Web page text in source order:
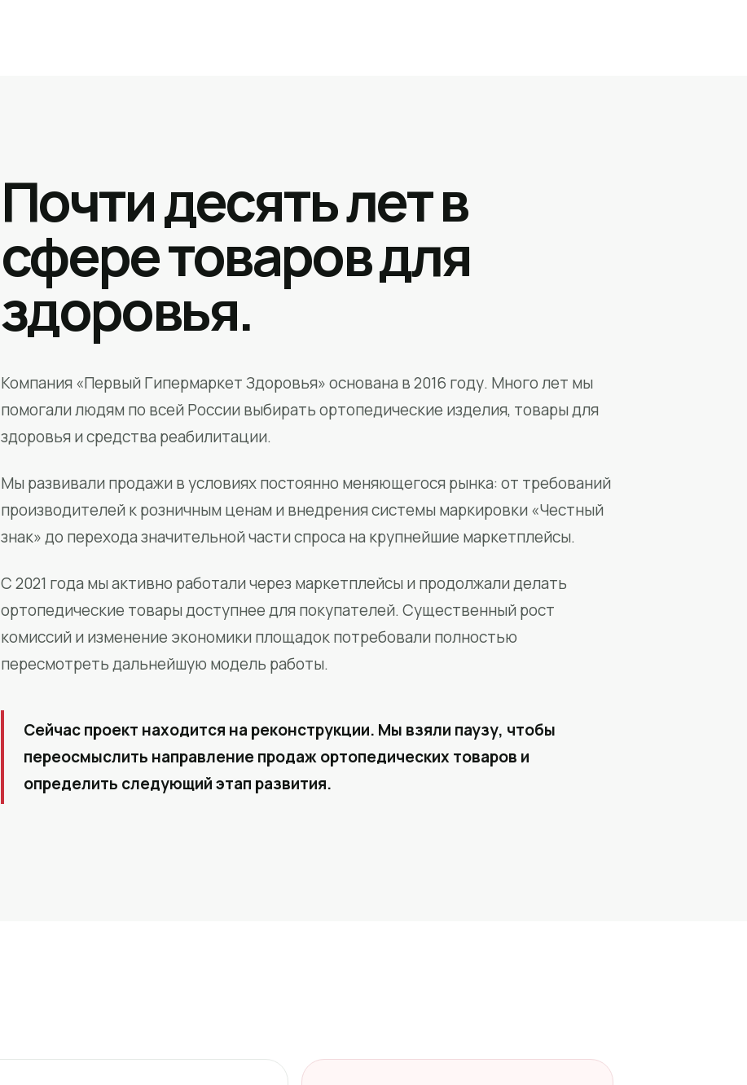
Почти десять лет в
сфере товаров для
здоровья.
Компания «Первый Гипермаркет Здоровья» основана в 2016 году. Много лет мы
помогали людям по всей России выбирать ортопедические изделия, товары для
здоровья и средства реабилитации.
Мы развивали продажи в условиях постоянно меняющегося рынка: от требований
производителей к розничным ценам и внедрения системы маркировки «Честный
знак» до перехода значительной части спроса на крупнейшие маркетплейсы.
С 2021 года мы активно работали через маркетплейсы и продолжали делать
ортопедические товары доступнее для покупателей. Существенный рост
комиссий и изменение экономики площадок потребовали полностью
пересмотреть дальнейшую модель работы.
Сейчас проект находится на реконструкции. Мы взяли паузу, чтобы
переосмыслить направление продаж ортопедических товаров и
определить следующий этап развития.